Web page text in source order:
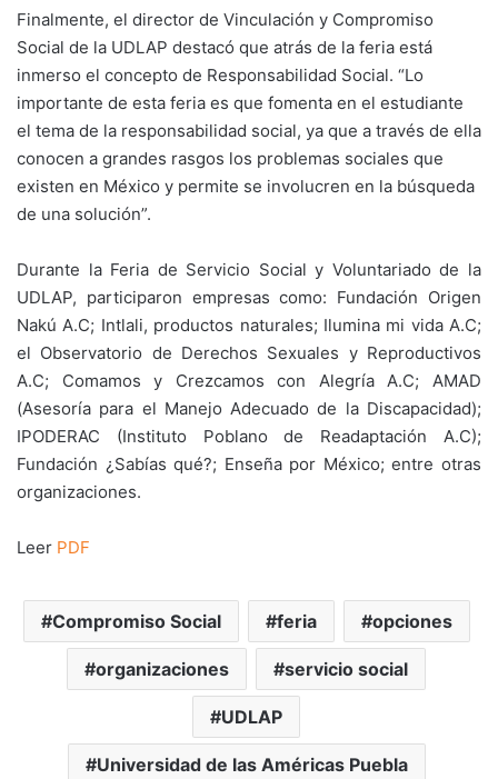
Finalmente, el director de Vinculación y Compromiso
Social de la UDLAP destacó que atrás de la feria está
inmerso el concepto de Responsabilidad Social. “Lo
importante de esta feria es que fomenta en el estudiante
el tema de la responsabilidad social, ya que a través de ella
conocen a grandes rasgos los problemas sociales que
existen en México y permite se involucren en la búsqueda
de una solución”.
Durante la Feria de Servicio Social y Voluntariado de la
UDLAP, participaron empresas como: Fundación Origen
Nakú A.C; Intlali, productos naturales; Ilumina mi vida A.C;
el Observatorio de Derechos Sexuales y Reproductivos
A.C; Comamos y Crezcamos con Alegría A.C; AMAD
(Asesoría para el Manejo Adecuado de la Discapacidad);
IPODERAC (Instituto Poblano de Readaptación A.C);
Fundación ¿Sabías qué?; Enseña por México; entre otras
organizaciones.
Leer PDF
Compromiso Social feria opciones
organizaciones servicio social
UDLAP
Universidad de las Américas Puebla